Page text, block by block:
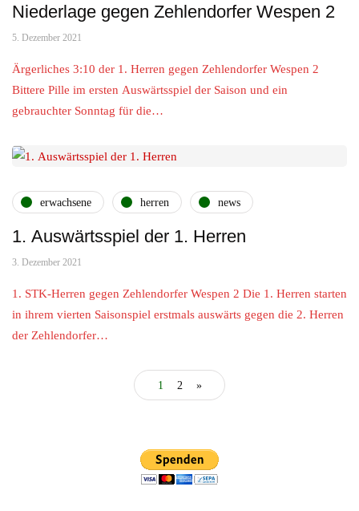
Niederlage gegen Zehlendorfer Wespen 2
5. Dezember 2021
Ärgerliches 3:10 der 1. Herren gegen Zehlendorfer Wespen 2
Bittere Pille im ersten Auswärtsspiel der Saison und ein
gebrauchter Sonntag für die…
erwachsene herren news
1. Auswärtsspiel der 1. Herren
3. Dezember 2021
1. STK-Herren gegen Zehlendorfer Wespen 2 Die 1. Herren starten
in ihrem vierten Saisonspiel erstmals auswärts gegen die 2. Herren
der Zehlendorfer…
1 2 »